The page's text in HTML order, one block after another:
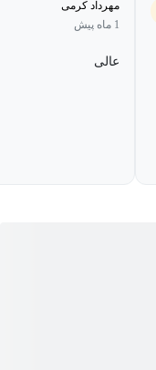
کنید
کنید
مهرداد کرمی
1 ماه پیش
عالی